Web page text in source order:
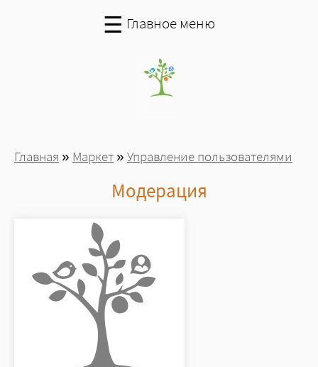
☰ Главное меню
Вы здесь
Главная » Маркет» Управление пользователями
Модерация